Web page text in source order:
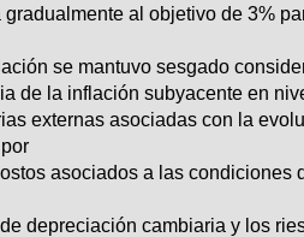
al objetivo de 3%
se mantuvo sesgado
de la inflación subyacente en
externas asociadas con la
asociados a las condiciones
depreciación cambiaria y los